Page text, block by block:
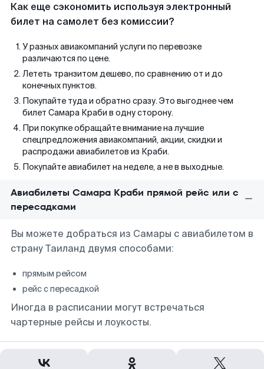
Как еще сэкономить используя электронный
билет на самолет без комиссии?
У разных авиакомпаний услуги по перевозке
различаются по цене.
Лететь транзитом дешево, по сравнению от и до
конечных пунктов.
Покупайте туда и обратно сразу. Это выгоднее чем
билет Самара Краби в одну сторону.
При покупке обращайте внимание на лучшие
спецпредложения авиакомпаний, акции, скидки и
распродажи авиабилетов из Краби.
Покупайте авиабилет на неделе, а не в выходные.
Авиабилеты Самара Краби прямой рейс или с
пересадками
Вы можете добраться из Самары с авиабилетом в
страну Таиланд двумя способами:
прямым рейсом
рейс с пересадкой
Иногда в расписании могут встречаться
чартерные рейсы и лоукосты.